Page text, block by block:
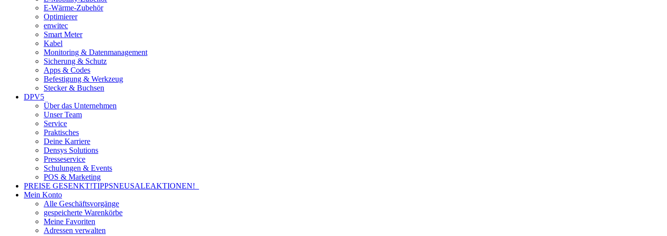
E-Wärme-Zubehör
Optimierer
enwitec
Smart Meter
Kabel
Monitoring & Datenmanagement
Sicherung & Schutz
Apps & Codes
Befestigung & Werkzeug
Stecker & Buchsen
DPV5
Über das Unternehmen
Unser Team
Service
Praktisches
Deine Karriere
Densys Solutions
Presseservice
Schulungen & Events
POS & Marketing
PREISE GESENKT!TIPPSNEUSALEAKTIONEN!
Mein Konto
Alle Geschäftsvorgänge
gespeicherte Warenkörbe
Meine Favoriten
Adressen verwalten